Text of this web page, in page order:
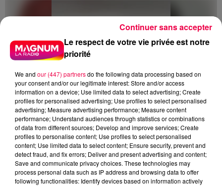
5 août 2026
Des assiettes Linvosges rappelées pour
Le respect de votre vie privée est notre
priorité
We and our (447) partnersdo the following data processing based on
your consent and/or our legitimate interest: Store and/or access
information on a device; Use limited data to select advertising; Create
profiles for personalised advertising; Use profiles to select personalised
advertising; Measure advertising performance; Measure content
performance; Understand audiences through statistics or combinations
of data from different sources; Develop and improve services; Create
profiles to personalise content; Use profiles to select personalised
content; Use limited data to select content; Ensure security, prevent and
detect fraud, and fix errors; Deliver and present advertising and content;
Save and communicate privacy choices. These technologies may
process personal data such as IP address and browsing data to offer
following functionalities: Identify devices based on information actively
Continuer sans accepter